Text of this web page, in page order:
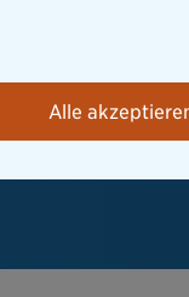
Alle